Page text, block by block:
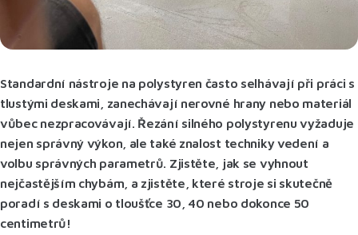
Standardní nástroje na polystyren často selhávají při práci s
tlustými deskami, zanechávají nerovné hrany nebo materiál
vůbec nezpracovávají. Řezání silného polystyrenu vyžaduje
nejen správný výkon, ale také znalost techniky vedení a
volbu správných parametrů. Zjistěte, jak se vyhnout
nejčastějším chybám, a zjistěte, které stroje si skutečně
poradí s deskami o tloušťce 30, 40 nebo dokonce 50
centimetrů!